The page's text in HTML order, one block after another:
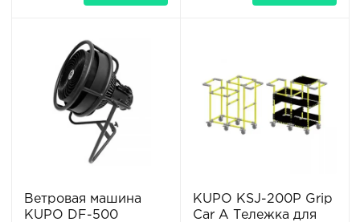
Ветровая машина
KUPO DF-500
KUPO KSJ-200P Grip
Car A Тележка для